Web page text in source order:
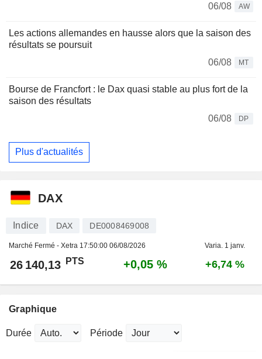
06/08
AW
Les actions allemandes en hausse alors que la saison des
résultats se poursuit
06/08
MT
Bourse de Francfort : le Dax quasi stable au plus fort de la
saison des résultats
06/08
DP
Plus d'actualités
DAX
Indice DAX DE0008469008
Marché Fermé - Xetra 17:50:00 06/08/2026 Varia. 1 janv.
26 140,13 PTS +0,05 % +6,74 %
Graphique
Durée Période